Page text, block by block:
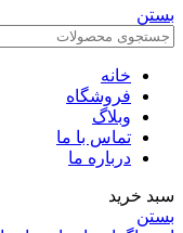
بستن
خانه
فروشگاه
وبلاگ
تماس با ما
درباره ما
سبد خرید
بستن